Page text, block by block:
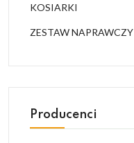
KOSIARKI
ZESTAW NAPRAWCZY
Producenci